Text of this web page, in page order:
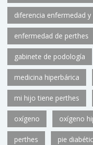
diferencia enfermedad
enfermedad de perthes
gabinete de podología
medicina hiperbárica
mi hijo tiene perthes
oxígeno oxígeno
perthes pie